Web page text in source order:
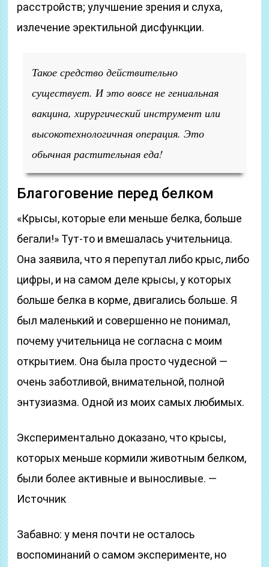
расстройств; улучшение зрения и слуха,
излечение эректильной дисфункции.
Такое средство действительно
существует. И это вовсе не гениальная
вакцина, хирургический инструмент или
высокотехнологичная операция. Это
обычная растительная еда!
Благоговение перед белком
«Крысы, которые ели меньше белка, больше
бегали!» Тут-то и вмешалась учительница.
Она заявила, что я перепутал либо крыс, либо
цифры, и на самом деле крысы, у которых
больше белка в корме, двигались больше. Я
был маленький и совершенно не понимал,
почему учительница не согласна с моим
открытием. Она была просто чудесной —
очень заботливой, внимательной, полной
энтузиазма. Одной из моих самых любимых.
Экспериментально доказано, что крысы,
которых меньше кормили животным белком,
были более активные и выносливые. —
Источник
Забавно: у меня почти не осталось
воспоминаний о самом эксперименте, но